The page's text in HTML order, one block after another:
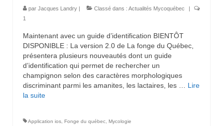
par Jacques Landry | Classé dans : Actualités Mycoquébec
|
1
Maintenant avec un guide d’identification BIENTÔT
DISPONIBLE : La version 2.0 de La fonge du Québec,
présentera plusieurs nouveautés dont un guide
d’identification qui permet de rechercher un
champignon selon des caractères morphologiques
discriminant parmi les amanites, les lactaires, les … Lire
la suite­­
Application ios Fonge du québec Mycologie